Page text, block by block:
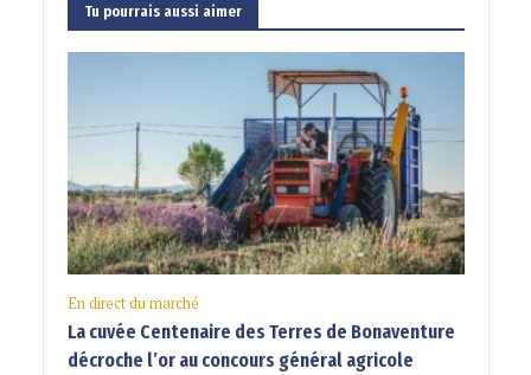
Tu pourrais aussi aimer
En direct du marché
La cuvée Centenaire des Terres de Bonaventure
décroche l’or au concours général agricole